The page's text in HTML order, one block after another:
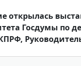
открылась
Госдумы по